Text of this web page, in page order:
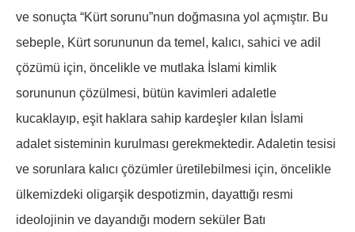
ve sonuçta “Kürt sorunu”nun doğmasına yol açmıştır. Bu
sebeple, Kürt sorununun da temel, kalıcı, sahici ve adil
çözümü için, öncelikle ve mutlaka İslami kimlik
sorununun çözülmesi, bütün kavimleri adaletle
kucaklayıp, eşit haklara sahip kardeşler kılan İslami
adalet sisteminin kurulması gerekmektedir. Adaletin tesisi
ve sorunlara kalıcı çözümler üretilebilmesi için, öncelikle
ülkemizdeki oligarşik despotizmin, dayattığı resmi
ideolojinin ve dayandığı modern seküler Batı